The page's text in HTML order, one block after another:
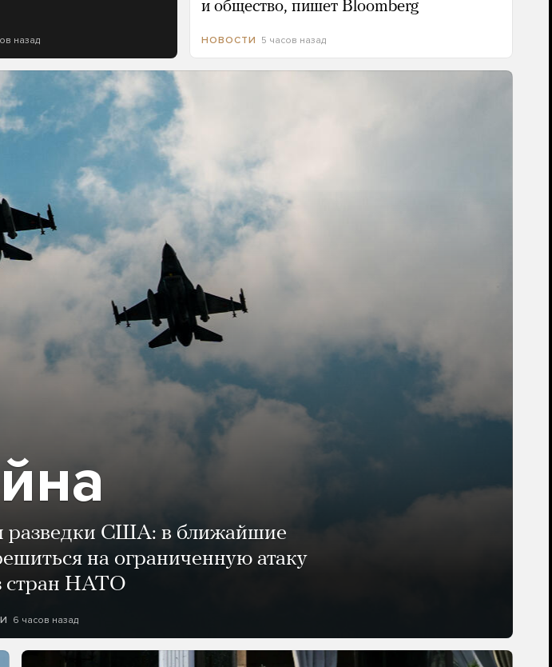
назад
и общество, пишет Bloomberg
НОВОСТИ 5 часов назад
разведки США: в ближайшие
на ограниченную атаку
стран НАТО
6 часов назад